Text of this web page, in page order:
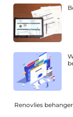
Renovlies